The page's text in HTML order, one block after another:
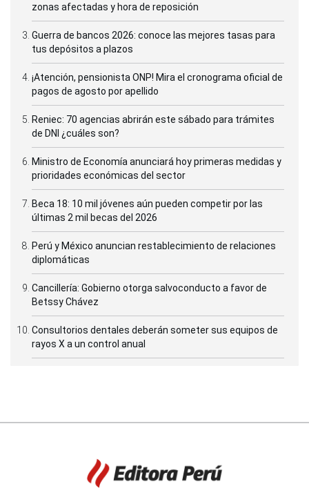
zonas afectadas y hora de reposición
Guerra de bancos 2026: conoce las mejores tasas para
tus depósitos a plazos
¡Atención, pensionista ONP! Mira el cronograma oficial de
pagos de agosto por apellido
Reniec: 70 agencias abrirán este sábado para trámites
de DNI ¿cuáles son?
Ministro de Economía anunciará hoy primeras medidas y
prioridades económicas del sector
Beca 18: 10 mil jóvenes aún pueden competir por las
últimas 2 mil becas del 2026
Perú y México anuncian restablecimiento de relaciones
diplomáticas
Cancillería: Gobierno otorga salvoconducto a favor de
Betssy Chávez
Consultorios dentales deberán someter sus equipos de
rayos X a un control anual